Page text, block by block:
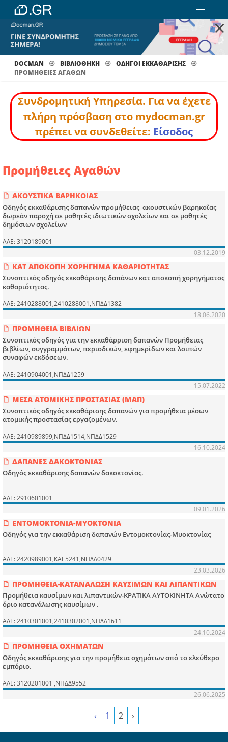
×
DOCMAN ΒΙΒΛΙΟΘΗΚΗ
ΟΔΗΓΟΙ ΕΚΚΑΘΑΡΙΣΗΣ
ΠΡΟΜΉΘΕΙΕΣ ΑΓΑΘΏΝ
Συνδρομητική Υπηρεσία. Για να έχετε
πλήρη πρόσβαση στο mydocman.gr
πρέπει να συνδεθείτε: Είσοδος
Προμήθειες Αγαθών
ΑΚΟΥΣΤΙΚΑ ΒΑΡΗΚΟΙΑΣ
Οδηγός εκκαθάρισης δαπανών προμήθειας ακουστικών βαρηκοΐας
δωρεάν παροχή σε μαθητές ιδιωτικών σχολείων και σε μαθητές
δημόσιων σχολείων
ΑΛΕ: 3120189001
03.12.2019
ΚΑΤ ΑΠΟΚΟΠΗ ΧΟΡΗΓΗΜΑ ΚΑΘΑΡΙΟΤΗΤΑΣ
Συνοπτικός οδηγός εκκαθάρισης δαπάνων κατ αποκοπή χορηγήματος
καθαριότητας.
ΑΛΕ: 2410288001,2410288001,ΝΠΔΔ1382
18.06.2020
ΠΡΟΜΗΘΕΙΑ ΒΙΒΛΙΩΝ
Συνοπτικός οδηγός για την εκκαθάρριση δαπανών Προμήθειας
βιβλίων, συγγραμμάτων, περιοδικών, εφημερίδων και λοιπών
συναφών εκδόσεων.
ΑΛΕ: 2410904001,ΝΠΔΔ1259
15.07.2022
ΜΕΣΑ ΑΤΟΜΙΚΗΣ ΠΡΟΣΤΑΣΙΑΣ (ΜΑΠ)
Συνοπτικός οδηγός εκκαθάρισης δαπανών για προμήθεια μέσων
ατομικής προστασίας εργαζομένων.
ΑΛΕ: 2410989899,ΝΠΔΔ1514,ΝΠΔΔ1529
16.10.2024
ΔΑΠΑΝΕΣ ΔΑΚΟΚΤΟΝΙΑΣ
Οδηγός εκκαθάρισης δαπανών δακοκτονίας.
ΑΛΕ: 2910601001
09.01.2026
ΕΝΤΟΜΟΚΤΟΝΙΑ-ΜΥΟΚΤΟΝΙΑ
Οδηγός για την εκκαθάριση δαπανών Εντομοκτονίας-Μυοκτονίας
ΑΛΕ: 2420989001,ΚΑΕ5241,ΝΠΔΔ0429
23.03.2026
ΠΡΟΜΗΘΕΙΑ-ΚΑΤΑΝΑΛΩΣΗ ΚΑΥΣΙΜΩΝ ΚΑΙ ΛΙΠΑΝΤΙΚΩΝ
Προμήθεια καυσίμων και λιπαντικών-ΚΡΑΤΙΚΑ ΑΥΤΟΚΙΝΗΤΑ Ανώτατο
όριο κατανάλωσης καυσίμων .
ΑΛΕ: 2410301001,2410302001,ΝΠΔΔ1611
24.10.2024
ΠΡΟΜΗΘΕΙΑ ΟΧΗΜΑΤΩΝ
Οδηγός εκκαθάρισης για την προμήθεια οχημάτων από το ελεύθερο
εμπόριο.
ΑΛΕ: 3120201001 ,ΝΠΔΔ9552
26.06.2025
‹ 1 2 ›